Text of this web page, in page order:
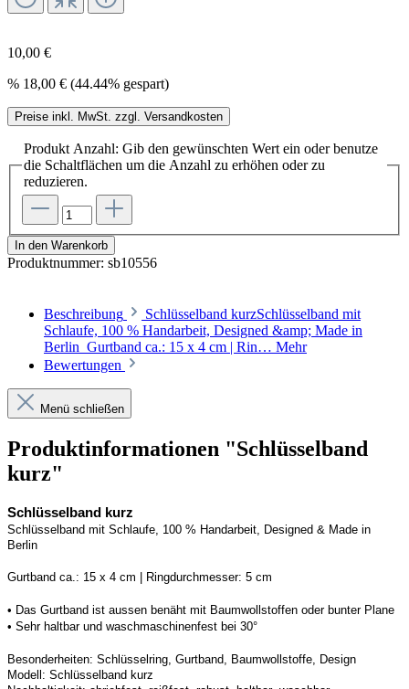
10,00 €
% 18,00 € (44.44% gespart)
Preise inkl. MwSt. zzgl. Versandkosten
Produkt Anzahl: Gib den gewünschten Wert ein oder benutze
die Schaltflächen um die Anzahl zu erhöhen oder zu
reduzieren.
In den Warenkorb
Produktnummer: sb10556
Beschreibung
Schlüsselband kurzSchlüsselband mit
Schlaufe, 100 % Handarbeit, Designed &amp; Made in
Berlin Gurtband ca.: 15 x 4 cm | Rin… Mehr
Bewertungen
Menü schließen
Produktinformationen "Schlüsselband
kurz"
Schlüsselband kurz
Schlüsselband mit Schlaufe, 100 % Handarbeit, Designed & Made in
Berlin
Gurtband ca.: 15 x 4 cm | Ringdurchmesser: 5 cm
• Das Gurtband ist aussen benäht mit Baumwollstoffen oder bunter Plane
• Sehr haltbar und waschmaschinenfest bei 30°
Besonderheiten: Schlüsselring, Gurtband, Baumwollstoffe, Design
Modell: Schlüsselband kurz